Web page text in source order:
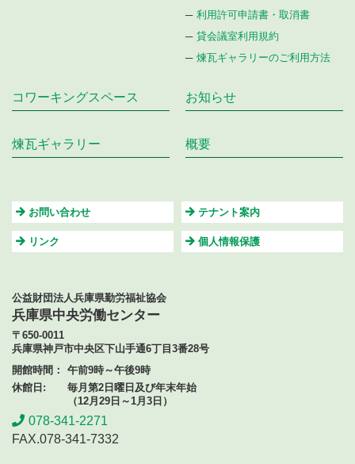
利用許可申請書・取消書
貸会議室利用規約
煉瓦ギャラリーのご利用方法
コワーキングスペース お知らせ
煉瓦ギャラリー 概要
お問い合わせ テナント案内
リンク 個⼈情報保護
公益財団法人兵庫県勤労福祉協会
兵庫県中央労働センター
〒650-0011
兵庫県神戸市中央区下山手通6丁目3番28号
開館時間：
午前9時～午後9時
休館日:
毎月第2日曜日及び年末年始
（12月29日～1月3日）
078-341-2271
FAX.078-341-7332